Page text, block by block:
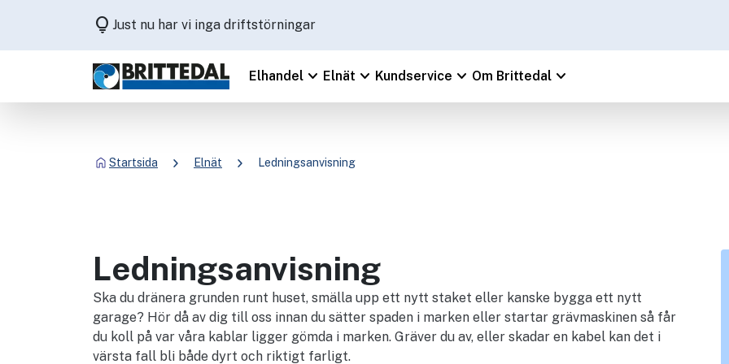
lightbulb Just nu har vi inga driftstörningar
Elhandel keyboard_arrow_down Elnät keyboard_arrow_down Kundservice keyboard_arrow_down Om Brittedal keyboard_arrow_down
Startsida chevron_right Elnät chevron_right Ledningsanvisning
Ledningsanvisning
Ska du dränera grunden runt huset, smälla upp ett nytt staket eller kanske bygga ett nytt
garage? Hör då av dig till oss innan du sätter spaden i marken eller startar grävmaskinen så får
du koll på var våra kablar ligger gömda i marken. Gräver du av, eller skadar en kabel kan det i
värsta fall bli både dyrt och riktigt farligt.